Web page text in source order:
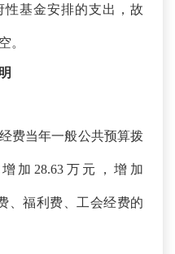
性基金安排的支出，故
。
费当年一般公共预算拨
加28.63万元，增加
、福利费、工会经费的